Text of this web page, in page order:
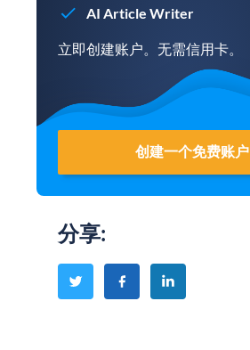
AI Article Writer
立即创建账户。无需信用卡。
创建一个免费账户
分享: